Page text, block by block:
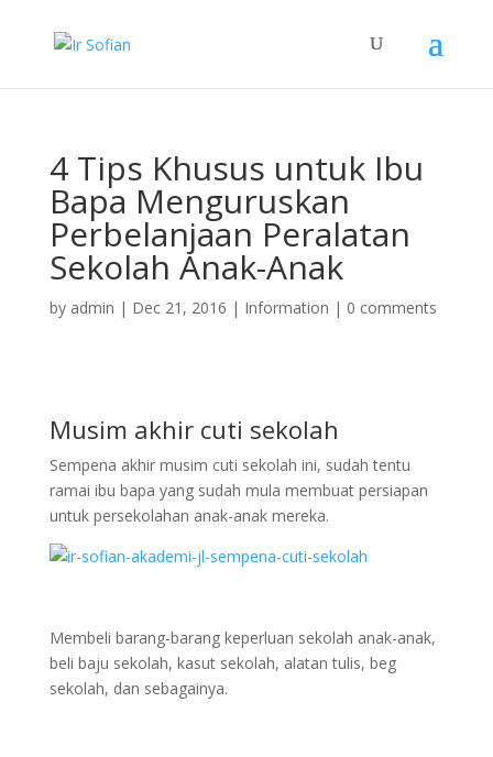
4 Tips Khusus untuk Ibu
Bapa Menguruskan
Perbelanjaan Peralatan
Sekolah Anak-Anak
by admin | Dec 21, 2016 | Information | 0 comments
Musim akhir cuti sekolah
Sempena akhir musim cuti sekolah ini, sudah tentu
ramai ibu bapa yang sudah mula membuat persiapan
untuk persekolahan anak-anak mereka.
Membeli barang-barang keperluan sekolah anak-anak,
beli baju sekolah, kasut sekolah, alatan tulis, beg
sekolah, dan sebagainya.